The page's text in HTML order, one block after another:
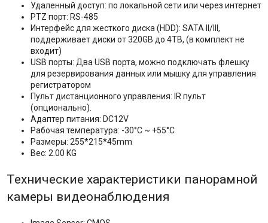
Удаленный доступ: по локальной сети или через интернет
PTZ порт: RS-485
Интерфейс для жесткого диска (HDD): SATA II/III,
поддерживает диски от 320GB до 4TB, (в комплект не
входит)
USB порты: Два USB порта, можно подключать флешку
для резервирования данных или мышку для управления
регистратором
Пульт дистанционного управления: IR пульт
(опционально).
Адаптер питания: DC12V
Рабочая температура: -30°C ~ +55°C
Размеры: 255*215*45mm
Вес: 2.00 KG
Технические характеристики панорамной
камеры видеонаблюдения